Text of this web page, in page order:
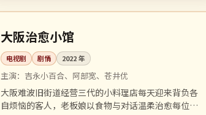
日本
大阪治愈小馆
电视剧 剧情 2022年
主演： 吉永小百合、阿部宽、苍井优
大阪难波旧街道经营三代的小料理店每天迎来背负各
自烦恼的客人，老板娘以食物与对话温柔治愈每位过